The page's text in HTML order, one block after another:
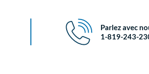
Parlez avec
1-819-243-